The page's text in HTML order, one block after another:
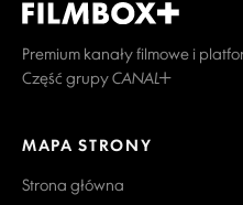
Premium kanały filmowe i
Część grupy CANAL+
MAPA STRONY
Strona główna